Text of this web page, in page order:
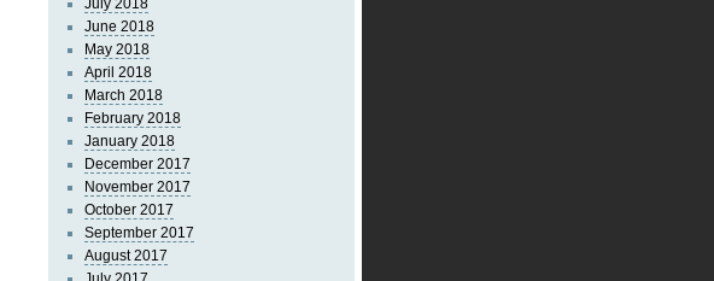
July 2018
June 2018
May 2018
April 2018
March 2018
February 2018
January 2018
December 2017
November 2017
October 2017
September 2017
August 2017